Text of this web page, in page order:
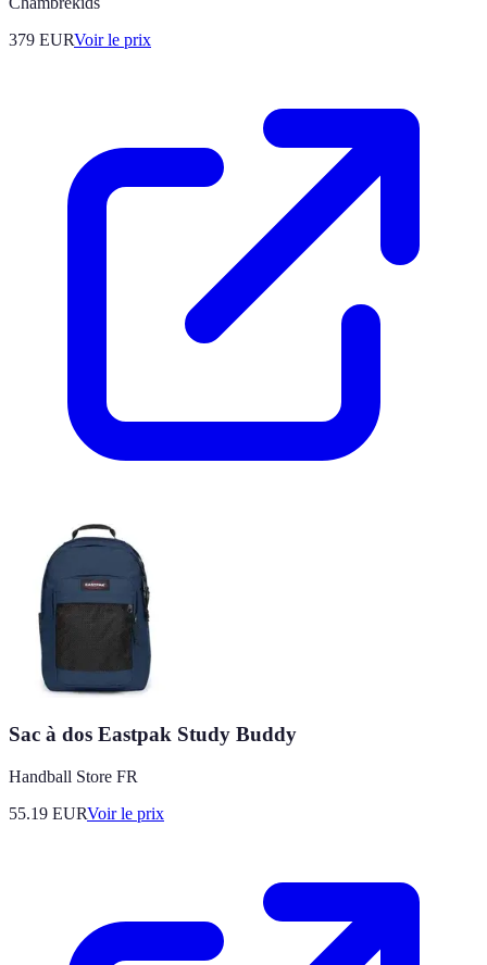
379 EURVoir le prix
Sac à dos Eastpak Study Buddy
Handball Store FR
55.19 EURVoir le prix